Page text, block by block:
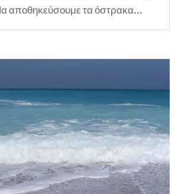
αποθηκεύσουμε τα όστρακα...